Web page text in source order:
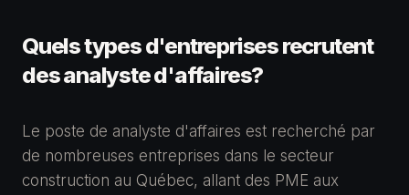
Quels types d'entreprises recrutent
des analyste d'affaires?
Le poste de analyste d'affaires est recherché par
de nombreuses entreprises dans le secteur
construction au Québec, allant des PME aux